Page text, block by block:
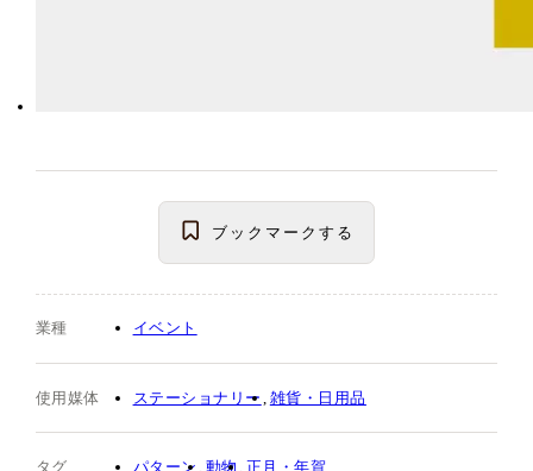
ブックマーク する
業種 イベント
使用媒体 ステーショナリー 雑貨・日用品
タグ パターン 動物 正月・年賀